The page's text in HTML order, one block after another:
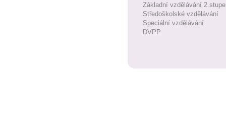
Základní vzdělávání
Středoškolské vzdělávání
Speciální vzdělávání
DVPP